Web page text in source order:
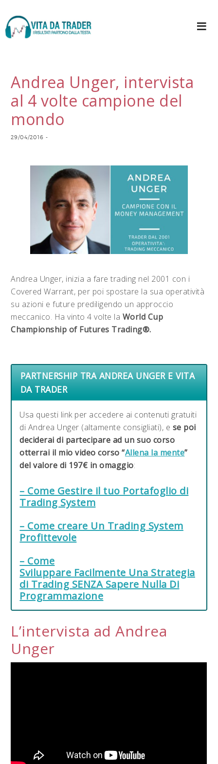
Andrea Unger, intervista
al 4 volte campione del
mondo
29/04/2016 -
Andrea Unger, inizia a fare trading nel 2001 con i
Covered Warrant, per poi spostare la sua operatività
su azioni e future prediligendo un approccio
meccanico. Ha vinto 4 volte la World Cup
Championship of Futures Trading®.
PARTNERSHIP TRA ANDREA UNGER E VITA
DA TRADER
Usa questi link per accedere ai contenuti gratuiti
di Andrea Unger (altamente consigliati), e se poi
deciderai di partecipare ad un suo corso
otterrai il mio video corso “Allena la mente”
del valore di 197€ in omaggio:
– Come Gestire il tuo Portafoglio di
Trading System
– Come creare Un Trading System
Profittevole
– Come
Sviluppare Facilmente Una Strategia
di Trading SENZA Sapere Nulla Di
Programmazione
L’intervista ad Andrea
Unger